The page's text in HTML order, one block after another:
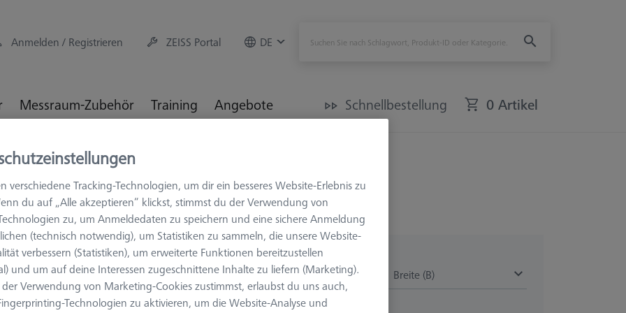
Anmelden / Registrieren ZEISS Portal DE
Messraum-Zubehör Training Angebote Schnellbestellung 0 Artikel
M3 XXT T-Taster
Messlänge (ML) Ø Schaft (DS) Breite (B)
verschiedene Tracking-Technologien, um dir ein besseres Website-Erlebnis zu
du auf „Alle akzeptieren“ klickst, stimmst du der Verwendung von
zu, um Anmeldedaten zu speichern und eine sichere Anmeldung
(technisch notwendig), um Statistiken zu sammeln, die unsere Website-
verbessern (Statistiken), um erweiterte Funktionen bereitzustellen
und um auf deine Interessen zugeschnittene Inhalte zu liefern (Marketing).
Verwendung von Marketing-Cookies zustimmst, erlaubst du uns auch,
Technologien zu aktivieren, um die Website-Analyse und